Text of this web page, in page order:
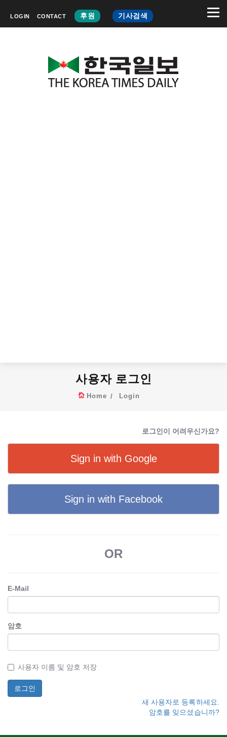
LOGIN CONTACT 후원 기사검색
사용자 로그인
Home Login
로그인이 어려우신가요?
Sign in with Google
Sign in with Facebook
OR
E-Mail
암호
사용자 이름 및 암호 저장
새 사용자로 등록하세요.
암호를 잊으셨습니까?